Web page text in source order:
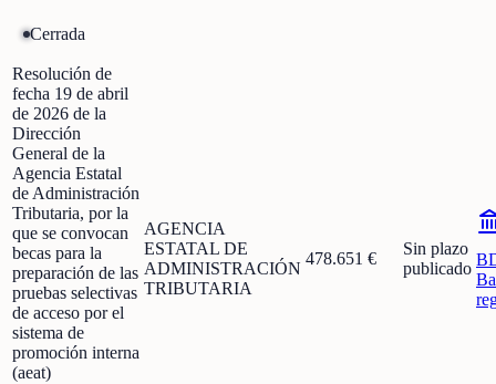
Cerrada
Resolución de
fecha 19 de abril
de 2026 de la
Dirección
General de la
Agencia Estatal
de Administración
Tributaria, por la
que se convocan
becas para la
preparación de las
pruebas selectivas
de acceso por el
sistema de
promoción interna
(aeat)
AGENCIA
ESTATAL DE
ADMINISTRACIÓN
TRIBUTARIA
478.651 €
Sin plazo
publicado